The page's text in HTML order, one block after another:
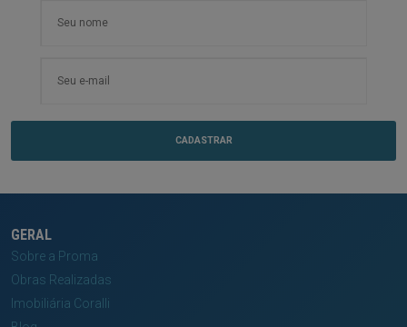
GERAL
Sobre a Proma
Obras Realizadas
Imobiliária Coralli